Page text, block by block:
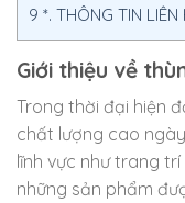
9 *. THÔNG TIN LIÊN
Giới thiệu về
Trong thời đại hiện
chất lượng cao
lĩnh vực như trang
những sản phẩm